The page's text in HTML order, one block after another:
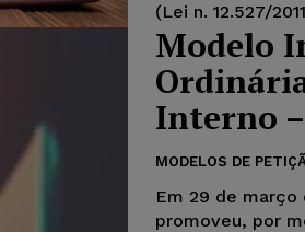
(Lei n. 12.527/
Modelo
Interno
MODELOS DE
Em 29 de março
promoveu, por